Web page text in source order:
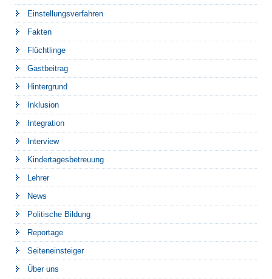
Einstellungsverfahren
Fakten
Flüchtlinge
Gastbeitrag
Hintergrund
Inklusion
Integration
Interview
Kindertagesbetreuung
Lehrer
News
Politische Bildung
Reportage
Seiteneinsteiger
Über uns